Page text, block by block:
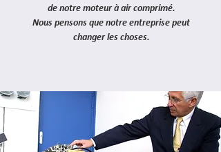
de notre moteur à air comprimé.
Nous pensons que notre entreprise peut
changer les choses.